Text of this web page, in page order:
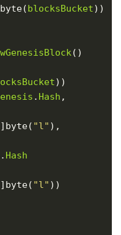
blocksBucket
. Hash
"l"
. Hash
"l"